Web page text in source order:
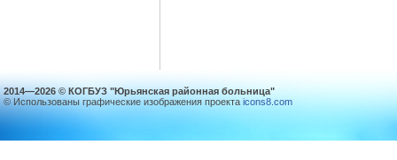
2014—2026 © КОГБУЗ "Юрьянская районная больница"
© Использованы графические изображения проекта icons8.com